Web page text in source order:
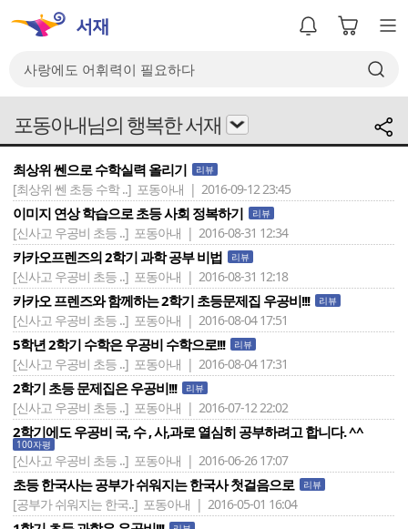
포동아내님의 행복한 서재
최상위 쎈으로 수학실력 올리기 리뷰
[최상위 쎈 초등 수학 ..] 포동아내 | 2016-09-12 23:45
이미지 연상 학습으로 초등 사회 정복하기 리뷰
[신사고 우공비 초등 ..] 포동아내 | 2016-08-31 12:34
카카오프렌즈의 2학기 과학 공부 비법 리뷰
[신사고 우공비 초등 ..] 포동아내 | 2016-08-31 12:18
카카오 프렌즈와 함께하는 2학기 초등문제집 우공비!!! 리뷰
[신사고 우공비 초등 ..] 포동아내 | 2016-08-04 17:51
5학년 2학기 수학은 우공비 수학으로!!! 리뷰
[신사고 우공비 초등 ..] 포동아내 | 2016-08-04 17:31
2학기 초등 문제집은 우공비!!! 리뷰
[신사고 우공비 초등 ..] 포동아내 | 2016-07-12 22:02
2학기에도 우공비 국, 수 , 사,과로 열심히 공부하려고 합니다. ^^
100자평
[신사고 우공비 초등 ..] 포동아내 | 2016-06-26 17:07
초등 한국사는 공부가 쉬워지는 한국사 첫걸음으로 리뷰
[공부가 쉬워지는 한국..] 포동아내 | 2016-05-01 16:04